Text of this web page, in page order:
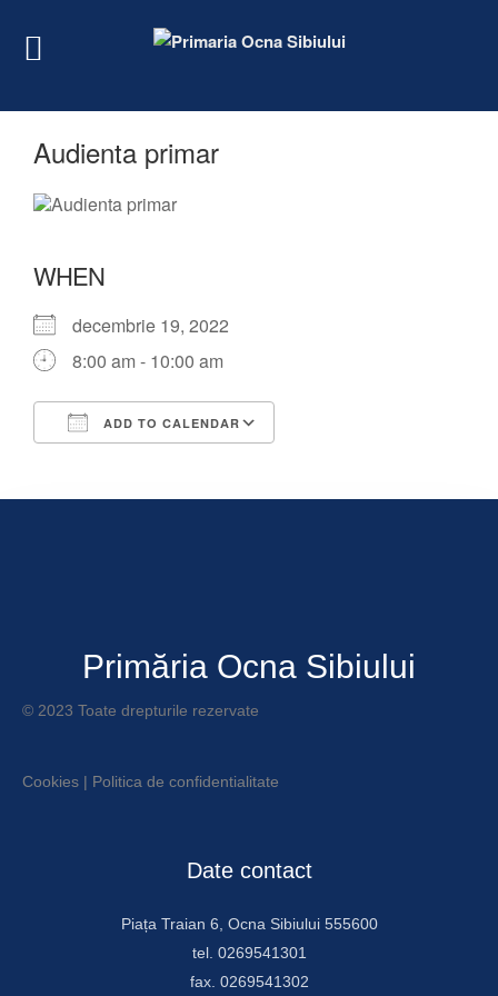
Audienta primar
WHEN
decembrie 19, 2022
8:00 am - 10:00 am
ADD TO CALENDAR
Primăria Ocna Sibiului
© 2023 Toate drepturile rezervate
Cookies | Politica de confidentialitate
Date contact
Piața Traian 6, Ocna Sibiului 555600
tel. 0269541301
fax. 0269541302